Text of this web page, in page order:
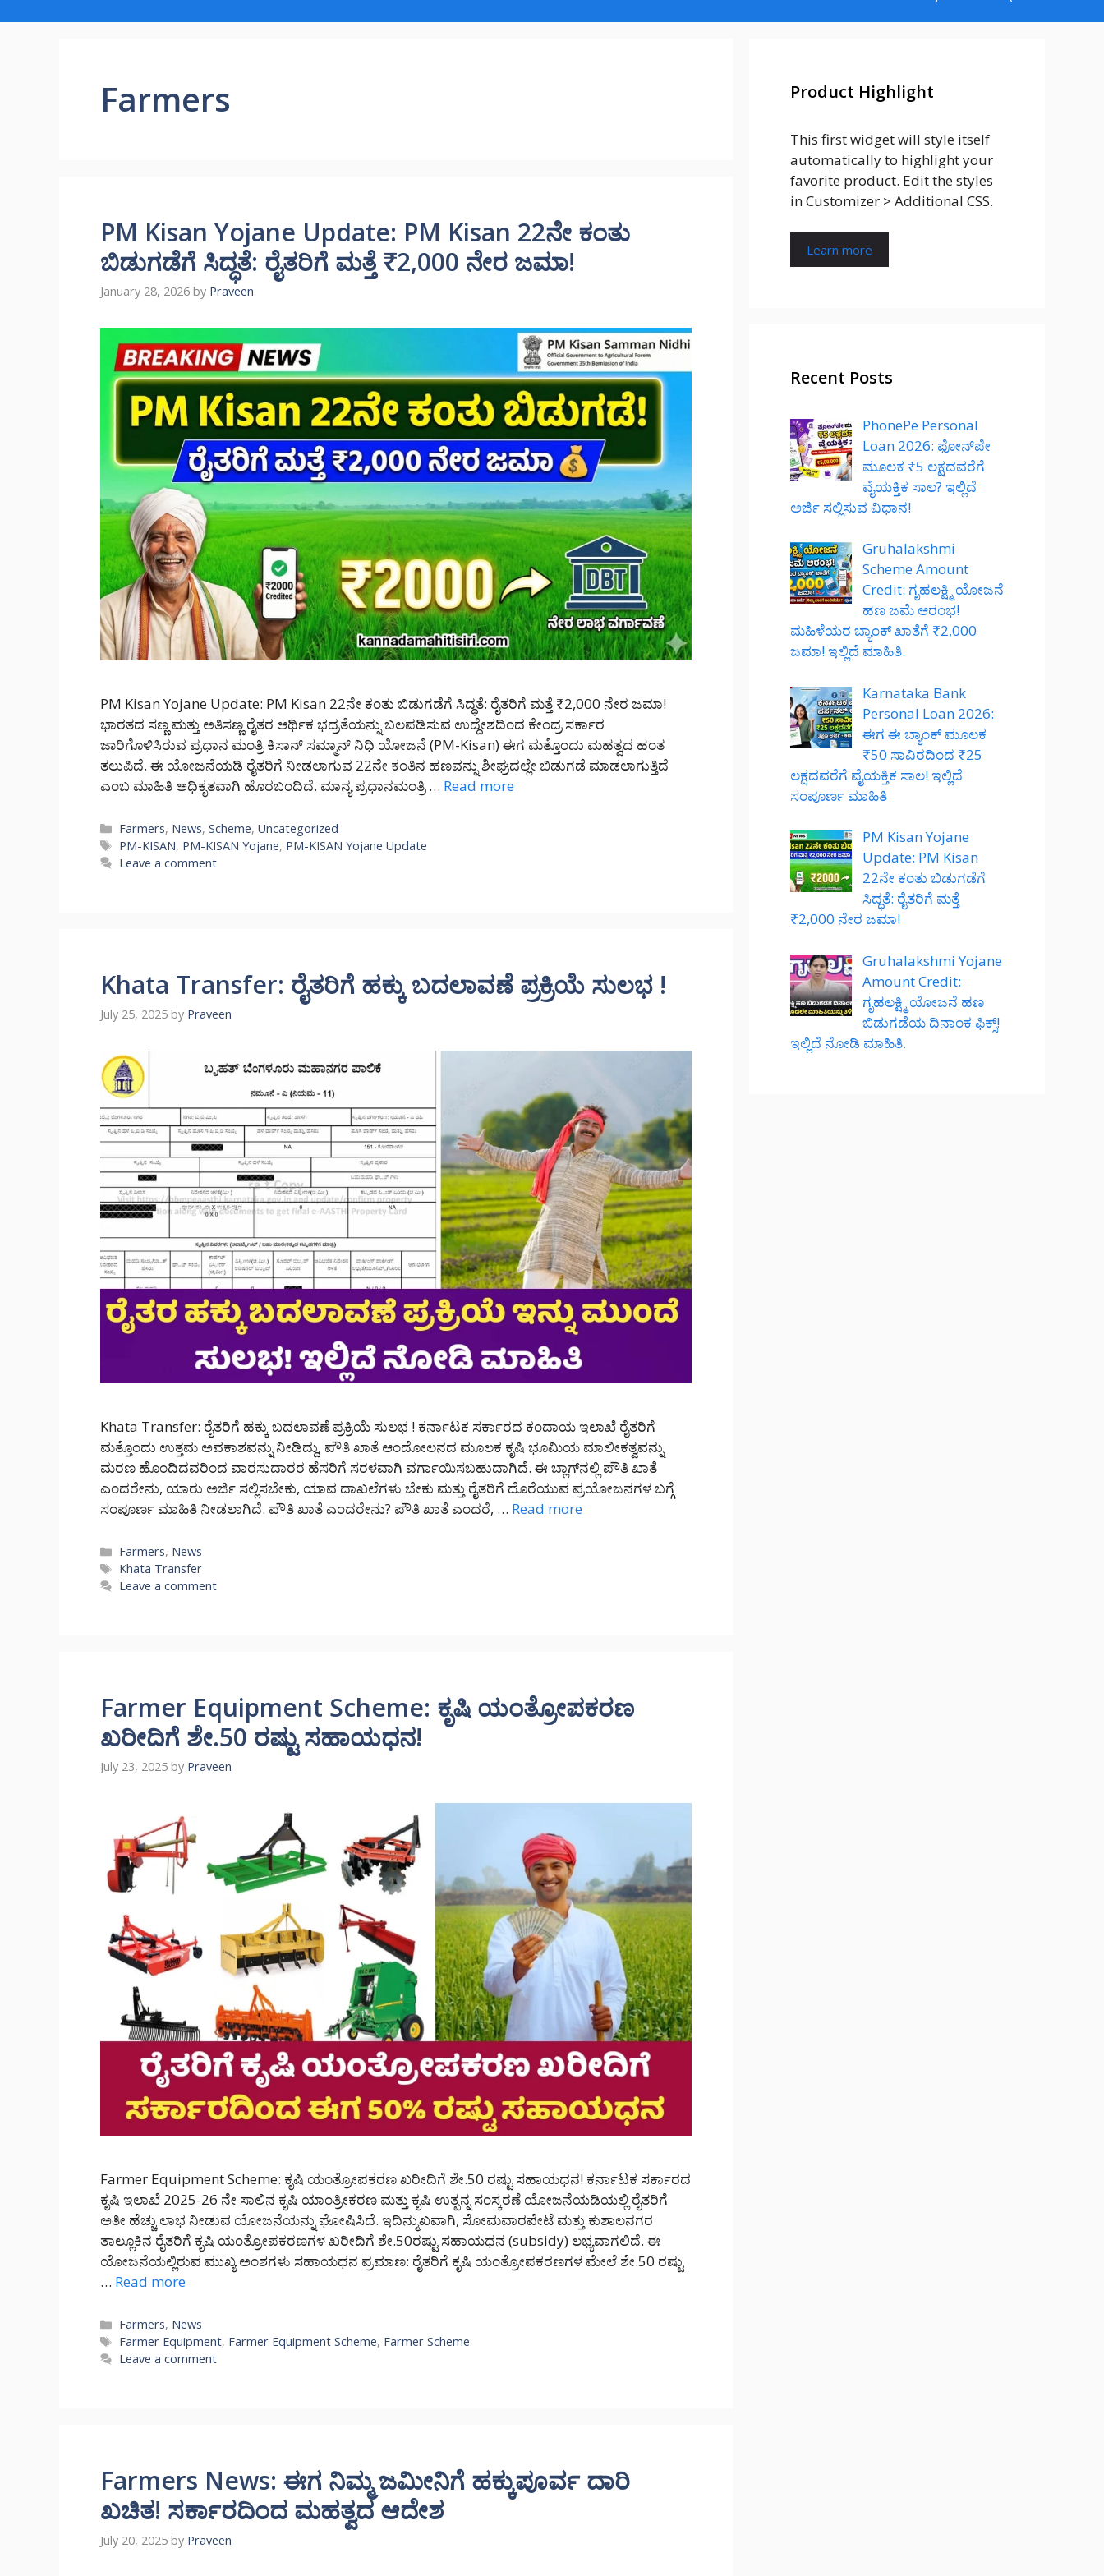
Farmers
PM Kisan Yojane Update: PM Kisan 22ನೇ ಕಂತು
ಬಿಡುಗಡೆಗೆ ಸಿದ್ಧತೆ: ರೈತರಿಗೆ ಮತ್ತೆ ₹2,000 ನೇರ ಜಮಾ!
January 28, 2026 by Praveen
PM Kisan Yojane Update: PM Kisan 22ನೇ ಕಂತು ಬಿಡುಗಡೆಗೆ ಸಿದ್ಧತೆ: ರೈತರಿಗೆ ಮತ್ತೆ ₹2,000 ನೇರ ಜಮಾ!
ಭಾರತದ ಸಣ್ಣ ಮತ್ತು ಅತಿಸಣ್ಣ ರೈತರ ಆರ್ಥಿಕ ಭದ್ರತೆಯನ್ನು ಬಲಪಡಿಸುವ ಉದ್ದೇಶದಿಂದ ಕೇಂದ್ರ ಸರ್ಕಾರ
ಜಾರಿಗೊಳಿಸಿರುವ ಪ್ರಧಾನ ಮಂತ್ರಿ ಕಿಸಾನ್ ಸಮ್ಮಾನ್ ನಿಧಿ ಯೋಜನೆ (PM-Kisan) ಈಗ ಮತ್ತೊಂದು ಮಹತ್ವದ ಹಂತ
ತಲುಪಿದೆ. ಈ ಯೋಜನೆಯಡಿ ರೈತರಿಗೆ ನೀಡಲಾಗುವ 22ನೇ ಕಂತಿನ ಹಣವನ್ನು ಶೀಘ್ರದಲ್ಲೇ ಬಿಡುಗಡೆ ಮಾಡಲಾಗುತ್ತಿದೆ
ಎಂಬ ಮಾಹಿತಿ ಅಧಿಕೃತವಾಗಿ ಹೊರಬಂದಿದೆ. ಮಾನ್ಯ ಪ್ರಧಾನಮಂತ್ರಿ … Read more
Categories
Farmers, News,Scheme,Uncategorized
Tags
PM-KISAN, PM-KISAN Yojane, PM-KISAN Yojane Update
Leave a comment
Khata Transfer: ರೈತರಿಗೆ ಹಕ್ಕು ಬದಲಾವಣೆ ಪ್ರಕ್ರಿಯೆ ಸುಲಭ !
July 25, 2025 by Praveen
Khata Transfer: ರೈತರಿಗೆ ಹಕ್ಕು ಬದಲಾವಣೆ ಪ್ರಕ್ರಿಯೆ ಸುಲಭ ! ಕರ್ನಾಟಕ ಸರ್ಕಾರದ ಕಂದಾಯ ಇಲಾಖೆ ರೈತರಿಗೆ
ಮತ್ತೊಂದು ಉತ್ತಮ ಅವಕಾಶವನ್ನು ನೀಡಿದ್ದು, ಪೌತಿ ಖಾತೆ ಆಂದೋಲನದ ಮೂಲಕ ಕೃಷಿ ಭೂಮಿಯ ಮಾಲೀಕತ್ವವನ್ನು
ಮರಣ ಹೊಂದಿದವರಿಂದ ವಾರಸುದಾರರ ಹೆಸರಿಗೆ ಸರಳವಾಗಿ ವರ್ಗಾಯಿಸಬಹುದಾಗಿದೆ. ಈ ಬ್ಲಾಗ್‌ನಲ್ಲಿ ಪೌತಿ ಖಾತೆ
ಎಂದರೇನು, ಯಾರು ಅರ್ಜಿ ಸಲ್ಲಿಸಬೇಕು, ಯಾವ ದಾಖಲೆಗಳು ಬೇಕು ಮತ್ತು ರೈತರಿಗೆ ದೊರೆಯುವ ಪ್ರಯೋಜನಗಳ ಬಗ್ಗೆ
ಸಂಪೂರ್ಣ ಮಾಹಿತಿ ನೀಡಲಾಗಿದೆ. ಪೌತಿ ಖಾತೆ ಎಂದರೇನು? ಪೌತಿ ಖಾತೆ ಎಂದರೆ, … Read more
Categories
Farmers, News
Tags
Khata Transfer
Leave a comment
Farmer Equipment Scheme: ಕೃಷಿ ಯಂತ್ರೋಪಕರಣ
ಖರೀದಿಗೆ ಶೇ.50 ರಷ್ಟು ಸಹಾಯಧನ!
July 23, 2025 by Praveen
Farmer Equipment Scheme: ಕೃಷಿ ಯಂತ್ರೋಪಕರಣ ಖರೀದಿಗೆ ಶೇ.50 ರಷ್ಟು ಸಹಾಯಧನ! ಕರ್ನಾಟಕ ಸರ್ಕಾರದ
ಕೃಷಿ ಇಲಾಖೆ 2025-26 ನೇ ಸಾಲಿನ ಕೃಷಿ ಯಾಂತ್ರೀಕರಣ ಮತ್ತು ಕೃಷಿ ಉತ್ಪನ್ನ ಸಂಸ್ಕರಣೆ ಯೋಜನೆಯಡಿಯಲ್ಲಿ ರೈತರಿಗೆ
ಅತೀ ಹೆಚ್ಚು ಲಾಭ ನೀಡುವ ಯೋಜನೆಯನ್ನು ಘೋಷಿಸಿದೆ. ಇದಿನ್ಮುಖವಾಗಿ, ಸೋಮವಾರಪೇಟೆ ಮತ್ತು ಕುಶಾಲನಗರ
ತಾಲ್ಲೂಕಿನ ರೈತರಿಗೆ ಕೃಷಿ ಯಂತ್ರೋಪಕರಣಗಳ ಖರೀದಿಗೆ ಶೇ.50ರಷ್ಟು ಸಹಾಯಧನ (subsidy) ಲಭ್ಯವಾಗಲಿದೆ. ಈ
ಯೋಜನೆಯಲ್ಲಿರುವ ಮುಖ್ಯ ಅಂಶಗಳು ಸಹಾಯಧನ ಪ್ರಮಾಣ: ರೈತರಿಗೆ ಕೃಷಿ ಯಂತ್ರೋಪಕರಣಗಳ ಮೇಲೆ ಶೇ.50 ರಷ್ಟು
… Read more
Categories
Farmers, News
Tags
Farmer Equipment, Farmer Equipment Scheme, Farmer Scheme
Leave a comment
Farmers News: ಈಗ ನಿಮ್ಮ ಜಮೀನಿಗೆ ಹಕ್ಕುಪೂರ್ವ ದಾರಿ
ಖಚಿತ! ಸರ್ಕಾರದಿಂದ ಮಹತ್ವದ ಆದೇಶ
July 20, 2025 by Praveen
Product Highlight
This first widget will style itself
automatically to highlight your
favorite product. Edit the styles
in Customizer > Additional CSS.
Learn more
Recent Posts
PhonePe Personal
Loan 2026: ಫೋನ್‌ಪೇ
ಮೂಲಕ ₹5 ಲಕ್ಷದವರೆಗೆ
ವೈಯಕ್ತಿಕ ಸಾಲ? ಇಲ್ಲಿದೆ
ಅರ್ಜಿ ಸಲ್ಲಿಸುವ ವಿಧಾನ!
Gruhalakshmi
Scheme Amount
Credit: ಗೃಹಲಕ್ಷ್ಮಿ ಯೋಜನೆ
ಹಣ ಜಮೆ ಆರಂಭ!
ಮಹಿಳೆಯರ ಬ್ಯಾಂಕ್ ಖಾತೆಗೆ ₹2,000
ಜಮಾ! ಇಲ್ಲಿದೆ ಮಾಹಿತಿ.
Karnataka Bank
Personal Loan 2026:
ಈಗ ಈ ಬ್ಯಾಂಕ್ ಮೂಲಕ
₹50 ಸಾವಿರದಿಂದ ₹25
ಲಕ್ಷದವರೆಗೆ ವೈಯಕ್ತಿಕ ಸಾಲ! ಇಲ್ಲಿದೆ
ಸಂಪೂರ್ಣ ಮಾಹಿತಿ
PM Kisan Yojane
Update: PM Kisan
22ನೇ ಕಂತು ಬಿಡುಗಡೆಗೆ
ಸಿದ್ಧತೆ: ರೈತರಿಗೆ ಮತ್ತೆ
₹2,000 ನೇರ ಜಮಾ!
Gruhalakshmi Yojane
Amount Credit:
ಗೃಹಲಕ್ಷ್ಮಿ ಯೋಜನೆ ಹಣ
ಬಿಡುಗಡೆಯ ದಿನಾಂಕ ಫಿಕ್ಸ್!
ಇಲ್ಲಿದೆ ನೋಡಿ ಮಾಹಿತಿ.